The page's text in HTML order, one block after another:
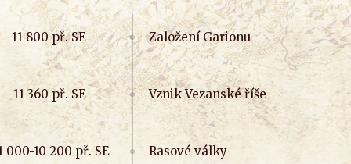
Založení Garionu
Vznik Vezanské říše
Rasové války